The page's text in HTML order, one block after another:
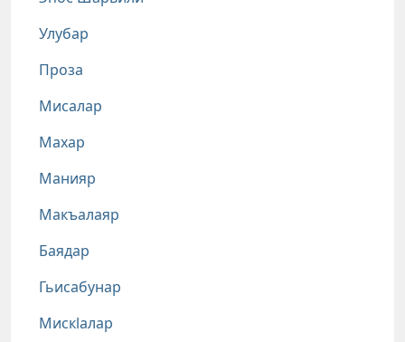
Улубар
Проза
Мисалар
Махар
Манияр
Макъалаяр
Баядар
Гьисабунар
Мискlалар